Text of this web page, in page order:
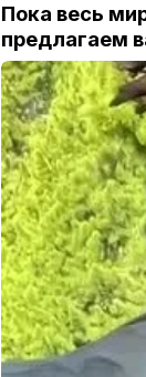
Пока весь
предлагаем